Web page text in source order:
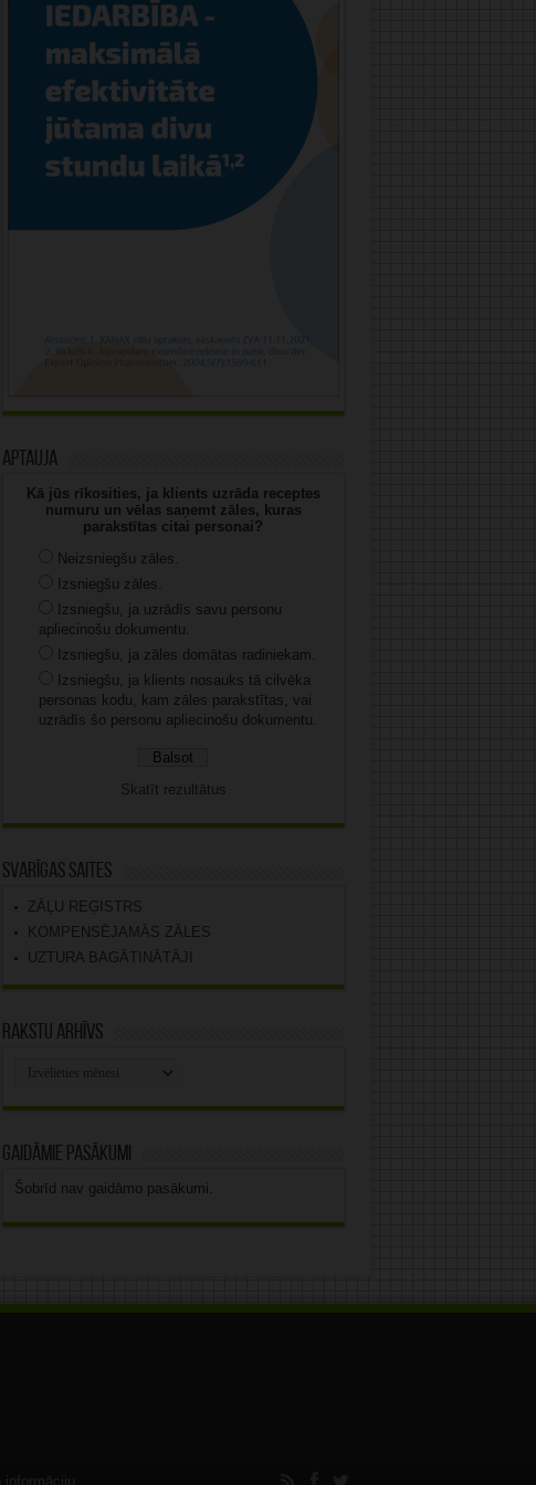
Aptauja
Kā jūs rīkosities, ja klients uzrāda receptes
numuru un vēlas saņemt zāles, kuras
parakstītas citai personai?
Neizsniegšu zāles.
Izsniegšu zāles.
Izsniegšu, ja uzrādīs savu personu
apliecinošu dokumentu.
Izsniegšu, ja zāles domātas radiniekam.
Izsniegšu, ja klients nosauks tā cilvēka
personas kodu, kam zāles parakstītas, vai
uzrādīs šo personu apliecinošu dokumentu.
Skatīt rezultātus
Svarīgas saites
ZĀĻU REĢISTRS
KOMPENSĒJAMĀS ZĀLES
UZTURA BAGĀTINĀTĀJI
Rakstu arhīvs
Gaidāmie pasākumi
Šobrīd nav gaidāmo pasākumi.